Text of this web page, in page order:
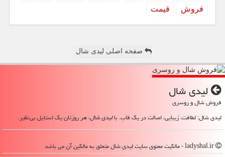
فروش
قیمت
صفحه اصلی لیدی شال
لیدی شال
فروش شال و روسری
لیدی شال: لطافت، زیبایی، اصالت در یک قاب. بالیدی شال، هر روزتان یک استایل بی‌نظیر.